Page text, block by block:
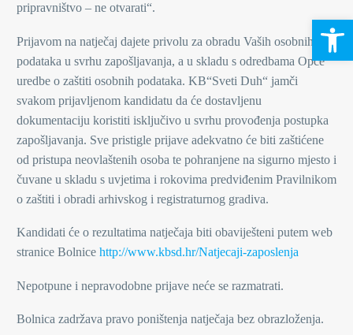
pripravništvo – ne otvarati“.
Prijavom na natječaj dajete privolu za obradu Vaših osobnih
podataka u svrhu zapošljavanja, a u skladu s odredbama Opće
uredbe o zaštiti osobnih podataka. KB“Sveti Duh“ jamči
svakom prijavljenom kandidatu da će dostavljenu
dokumentaciju koristiti isključivo u svrhu provođenja postupka
zapošljavanja. Sve pristigle prijave adekvatno će biti zaštićene
od pristupa neovlaštenih osoba te pohranjene na sigurno mjesto i
čuvane u skladu s uvjetima i rokovima predviđenim Pravilnikom
o zaštiti i obradi arhivskog i registraturnog gradiva.
Kandidati će o rezultatima natječaja biti obaviješteni putem web
stranice Bolnice http://www.kbsd.hr/Natjecaji-zaposlenja
Nepotpune i nepravodobne prijave neće se razmatrati.
Bolnica zadržava pravo poništenja natječaja bez obrazloženja.